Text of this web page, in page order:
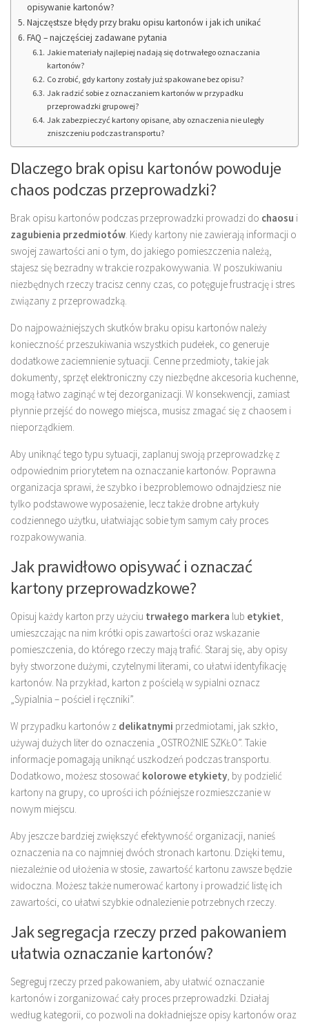
opisywanie kartonów?
Najczęstsze błędy przy braku opisu kartonów i jak ich unikać
FAQ – najczęściej zadawane pytania
Jakie materiały najlepiej nadają się do trwałego oznaczania
kartonów?
Co zrobić, gdy kartony zostały już spakowane bez opisu?
Jak radzić sobie z oznaczaniem kartonów w przypadku
przeprowadzki grupowej?
Jak zabezpieczyć kartony opisane, aby oznaczenia nie uległy
zniszczeniu podczas transportu?
Dlaczego brak opisu kartonów powoduje
chaos podczas przeprowadzki?
Brak opisu kartonów podczas przeprowadzki prowadzi do chaosu i
zagubienia przedmiotów . Kiedy kartony nie zawierają informacji o
swojej zawartości ani o tym, do jakiego pomieszczenia należą,
stajesz się bezradny w trakcie rozpakowywania. W poszukiwaniu
niezbędnych rzeczy tracisz cenny czas, co potęguje frustrację i stres
związany z przeprowadzką.
Do najpoważniejszych skutków braku opisu kartonów należy
konieczność przeszukiwania wszystkich pudełek, co generuje
dodatkowe zaciemnienie sytuacji. Cenne przedmioty, takie jak
dokumenty, sprzęt elektroniczny czy niezbędne akcesoria kuchenne,
mogą łatwo zaginąć w tej dezorganizacji. W konsekwencji, zamiast
płynnie przejść do nowego miejsca, musisz zmagać się z chaosem i
nieporządkiem.
Aby uniknąć tego typu sytuacji, zaplanuj swoją przeprowadzkę z
odpowiednim priorytetem na oznaczanie kartonów. Poprawna
organizacja sprawi, że szybko i bezproblemowo odnajdziesz nie
tylko podstawowe wyposażenie, lecz także drobne artykuły
codziennego użytku, ułatwiając sobie tym samym cały proces
rozpakowywania.
Jak prawidłowo opisywać i oznaczać
kartony przeprowadzkowe?
Opisuj każdy karton przy użyciu trwałego markera lub etykiet
umieszczając na nim krótki opis zawartości oraz wskazanie
pomieszczenia, do którego rzeczy mają trafić. Staraj się, aby opisy
były stworzone dużymi, czytelnymi literami, co ułatwi identyfikację
kartonów. Na przykład, karton z pościelą w sypialni oznacz
„Sypialnia – pościel i ręczniki”.
W przypadku kartonów z delikatnymi przedmiotami, jak szkło,
używaj dużych liter do oznaczenia „OSTROŻNIE SZKŁO”. Takie
informacje pomagają uniknąć uszkodzeń podczas transportu.
Dodatkowo, możesz stosować kolorowe etykiety , by podzielić
kartony na grupy, co uprości ich późniejsze rozmieszczanie w
nowym miejscu.
Aby jeszcze bardziej zwiększyć efektywność organizacji, nanieś
oznaczenia na co najmniej dwóch stronach kartonu. Dzięki temu,
niezależnie od ułożenia w stosie, zawartość kartonu zawsze będzie
widoczna. Możesz także numerować kartony i prowadzić listę ich
zawartości, co ułatwi szybkie odnalezienie potrzebnych rzeczy.
Jak segregacja rzeczy przed pakowaniem
ułatwia oznaczanie kartonów?
Segreguj rzeczy przed pakowaniem, aby ułatwić oznaczanie
kartonów i zorganizować cały proces przeprowadzki. Działaj
według kategorii, co pozwoli na dokładniejsze opisy kartonów oraz